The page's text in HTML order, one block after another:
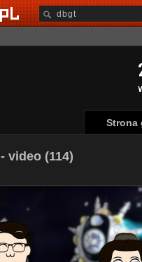
Strona
- video (114)